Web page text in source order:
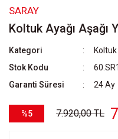
SARAY
Koltuk Ayağı Aşağı
Kategori
Stok Kodu
Garanti Süresi
24 Ay
%5 7.920,00 TL